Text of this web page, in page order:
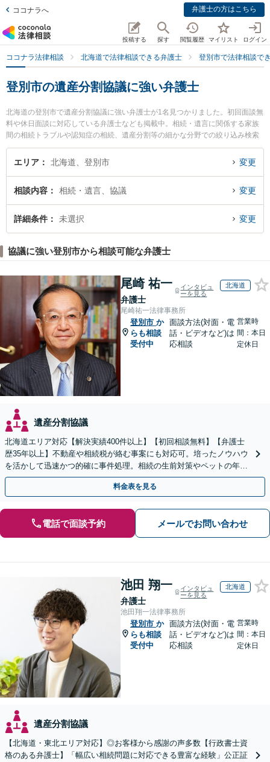
ココナラへ 弁護士の方はこちら
投稿する 探す 閲覧履歴 マイリスト ログイン
ココナラ法律相談 北海道で法律相談できる弁護士 登別市で法律相談で
登別市の遺産分割協議に強い弁護士
北海道の登別市で遺産分割協議に強い弁護士が1名見つかりました。初回面談無
料や休日面談に対応している弁護士なども掲載中。相続・遺言に関係する家族
間の相続トラブルや認知症の相続、遺産分割等の細かな分野での絞り込み検索
もでき便利です。特にのぼりべつ法律事務所の八木橋 俊輔弁護士のプロフィー
ル情報や弁護士費用、強みなどが注目されています。『登別市で土日や夜間に
で遺産分割協議を法律相談できる登別市内の弁護士に相談予約したい』などで
お困りの相談者さんにおすすめです。
エリア 北海道、登別市 変更
相談内容 相続・遺言、協議 変更
詳細条件 未選択 変更
協議に強い登別市から相談可能な弁護士
尾崎 祐一
弁護士
インタビュ
ーを見る
北海道
尾崎祐一法律事務所
登別市 か
らも相談
受付中
面談方法(対面・電
話・ビデオなど)は
応相談
営業時
間：本日
定休日
遺産分割協議
北海道エリア対応【解決実績400件以上】【初回相談無料】【弁護士
歴35年以上】不動産や相続税が絡む事案にも対応可。培ったノウハウ
を活かして迅速かつ的確に事件処理。相続の生前対策やペットの年金
システムもお任せ【完全個室】【自衛隊前駅8分】
料金表を見る
電話で面談予約 メールでお問い合わせ
池田 翔一
弁護士
インタビュ
ーを見る
北海道
池田翔一法律事務所
登別市 か
らも相談
受付中
面談方法(対面・電
話・ビデオなど)は
応相談
営業時
間：本日
定休日
遺産分割協議
【北海道・東北エリア対応】◎お客様から感謝の声多数【行政書士資
格のある弁護士】「幅広い相続問題に対応できる豊富な経験」公正証